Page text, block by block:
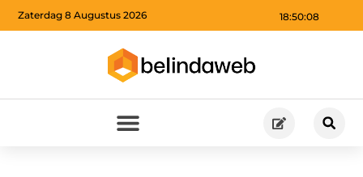
18:50:09
Zaterdag 8 Augustus 2026